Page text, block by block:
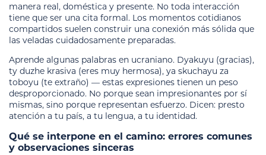
manera real, doméstica y presente. No toda interacción
tiene que ser una cita formal. Los momentos cotidianos
compartidos suelen construir una conexión más sólida que
las veladas cuidadosamente preparadas.
Aprende algunas palabras en ucraniano. Dyakuyu (gracias),
ty duzhe krasiva (eres muy hermosa), ya skuchayu za
toboyu (te extraño) — estas expresiones tienen un peso
desproporcionado. No porque sean impresionantes por sí
mismas, sino porque representan esfuerzo. Dicen: presto
atención a tu país, a tu lengua, a tu identidad.
Qué se interpone en el camino: errores comunes
y observaciones sinceras